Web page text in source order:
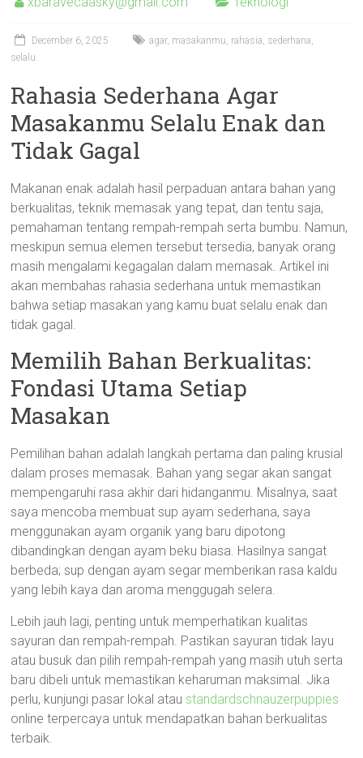
December 6, 2025 agar, masakanmu, rahasia, sederhana,
selalu
Rahasia Sederhana Agar
Masakanmu Selalu Enak dan
Tidak Gagal
Makanan enak adalah hasil perpaduan antara bahan yang
berkualitas, teknik memasak yang tepat, dan tentu saja,
pemahaman tentang rempah-rempah serta bumbu. Namun,
meskipun semua elemen tersebut tersedia, banyak orang
masih mengalami kegagalan dalam memasak. Artikel ini
akan membahas rahasia sederhana untuk memastikan
bahwa setiap masakan yang kamu buat selalu enak dan
tidak gagal.
Memilih Bahan Berkualitas:
Fondasi Utama Setiap
Masakan
Pemilihan bahan adalah langkah pertama dan paling krusial
dalam proses memasak. Bahan yang segar akan sangat
mempengaruhi rasa akhir dari hidanganmu. Misalnya, saat
saya mencoba membuat sup ayam sederhana, saya
menggunakan ayam organik yang baru dipotong
dibandingkan dengan ayam beku biasa. Hasilnya sangat
berbeda; sup dengan ayam segar memberikan rasa kaldu
yang lebih kaya dan aroma menggugah selera.
Lebih jauh lagi, penting untuk memperhatikan kualitas
sayuran dan rempah-rempah. Pastikan sayuran tidak layu
atau busuk dan pilih rempah-rempah yang masih utuh serta
baru dibeli untuk memastikan keharuman maksimal. Jika
perlu, kunjungi pasar lokal atau standardschnauzerpuppies
online terpercaya untuk mendapatkan bahan berkualitas
terbaik.